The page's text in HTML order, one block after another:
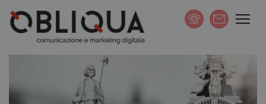
scrivi